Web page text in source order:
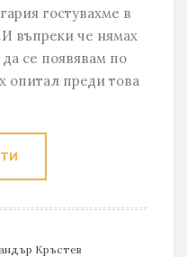
гостувахме в
въпреки че нямах
се появявам по
опитал преди това
Кръстев